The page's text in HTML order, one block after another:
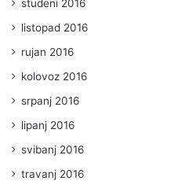
studeni 2016
listopad 2016
rujan 2016
kolovoz 2016
srpanj 2016
lipanj 2016
svibanj 2016
travanj 2016